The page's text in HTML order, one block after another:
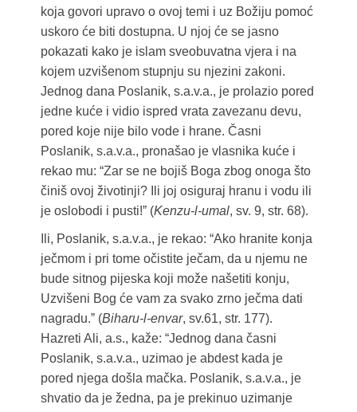
koja govori upravo o ovoj temi i uz Božiju pomoć
uskoro će biti dostupna. U njoj će se jasno
pokazati kako je islam sveobuvatna vjera i na
kojem uzvišenom stupnju su njezini zakoni.
Jednog dana Poslanik, s.a.v.a., je prolazio pored
jedne kuće i vidio ispred vrata zavezanu devu,
pored koje nije bilo vode i hrane. Časni
Poslanik, s.a.v.a., pronašao je vlasnika kuće i
rekao mu: “Zar se ne bojiš Boga zbog onoga što
činiš ovoj životinji? Ili joj osiguraj hranu i vodu ili
je oslobodi i pusti!ˮ (Kenzu-l-umal, sv. 9, str. 68).
Ili, Poslanik, s.a.v.a., je rekao: “Ako hranite konja
ječmom i pri tome očistite ječam, da u njemu ne
bude sitnog pijeska koji može našetiti konju,
Uzvišeni Bog će vam za svako zrno ječma dati
nagradu.ˮ (Biharu-l-envar, sv.61, str. 177).
Hazreti Ali, a.s., kaže: “Jednog dana časni
Poslanik, s.a.v.a., uzimao je abdest kada je
pored njega došla mačka. Poslanik, s.a.v.a., je
shvatio da je žedna, pa je prekinuo uzimanje